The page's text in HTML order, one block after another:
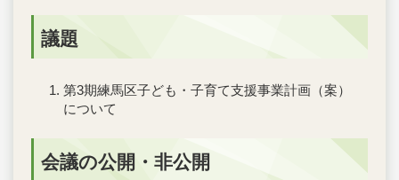
議題
第3期練馬区子ども・子育て支援事業計画（案）
について
会議の公開・非公開